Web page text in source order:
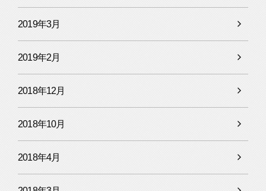
2019年3月
2019年2月
2018年12月
2018年10月
2018年4月